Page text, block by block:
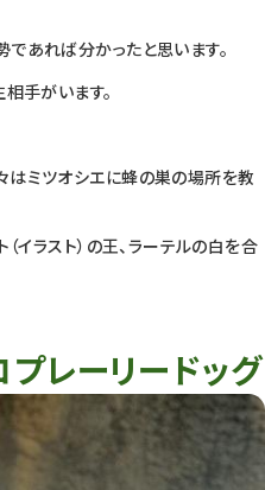
あれば分かったと思います。
手がいます。
はミツオシエに蜂の巣の場所を教
（イラスト）の王、ラーテルの白を合
レーリードッグ